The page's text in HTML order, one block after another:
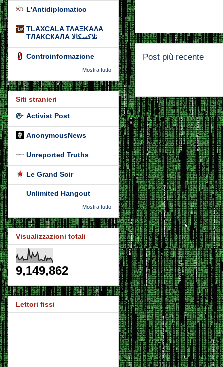
Post più recente
L'Antidiplomatico
TLAXCALA ΤΛΑΞΚΑΛΑ
ТЛАКСКАЛА تلاكسكالا
Controinformazione
Mostra tutto
Siti stranieri
Activist Post
AnonymousNews
Unreported Truths
Le Grand Soir
Unlimited Hangout
Mostra tutto
Visualizzazioni totali
9,149,862
Lettori fissi